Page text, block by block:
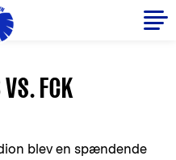
FCK
blev en spændende